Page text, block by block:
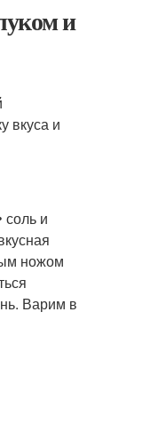
и
вкуса и
соль и
ножом
Варим в